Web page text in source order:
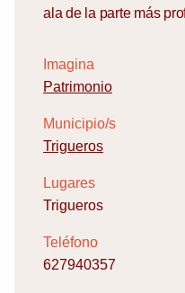
ala de la parte más
Imagina
Patrimonio
Municipio/s
Trigueros
Lugares
Trigueros
Teléfono
627940357